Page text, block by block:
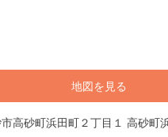
地図を見る
高砂町浜田町２丁目１ 高砂町